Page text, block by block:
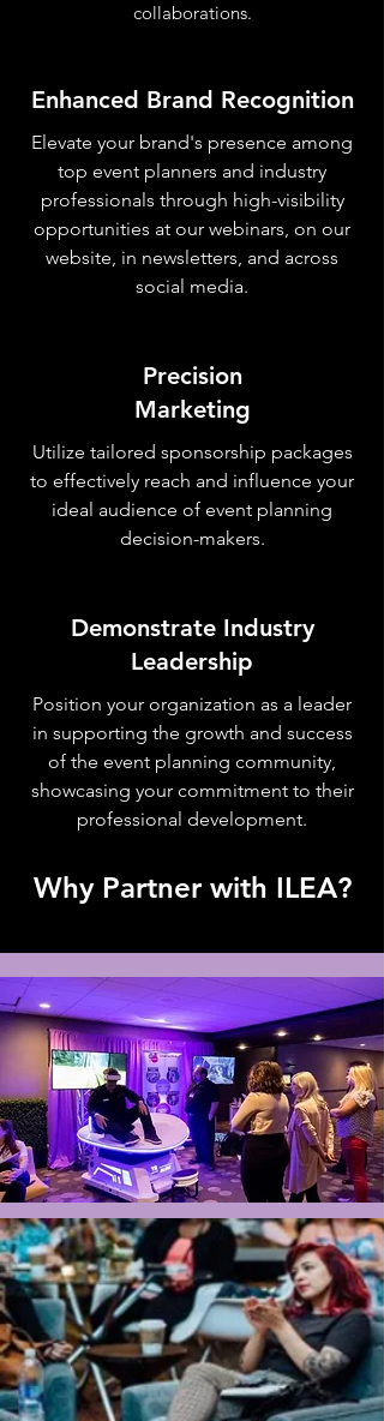
collaborations.
Enhanced Brand Recognition
Elevate your brand's presence among
top event planners and industry
professionals through high-visibility
opportunities at our webinars, on our
website, in newsletters, and across
social media.
Precision
Marketing
Utilize tailored sponsorship packages
to effectively reach and influence your
ideal audience of event planning
decision-makers.
Demonstrate Industry
Leadership
Position your organization as a leader
in supporting the growth and success
of the event planning community,
showcasing your commitment to their
professional development.
Why Partner with ILEA?